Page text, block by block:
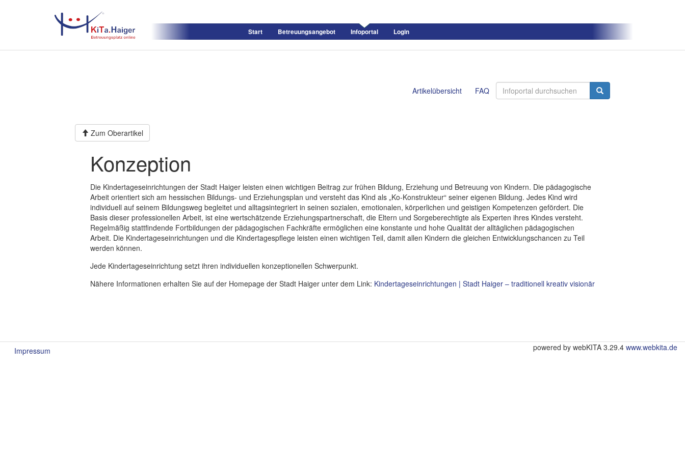
Start Betreuungsangebot Infoportal Login
FAQ
Artikelübersicht
Zum Oberartikel
Konzeption
Die Kindertageseinrichtungen der Stadt Haiger leisten einen wichtigen Beitrag zur frühen Bildung, Erziehung und Betreuung von Kindern. Die pädagogische
Arbeit orientiert sich am hessischen Bildungs- und Erziehungsplan und versteht das Kind als „Ko-Konstrukteur“ seiner eigenen Bildung. Jedes Kind wird
individuell auf seinem Bildungsweg begleitet und alltagsintegriert in seinen sozialen, emotionalen, körperlichen und geistigen Kompetenzen gefördert. Die
Basis dieser professionellen Arbeit, ist eine wertschätzende Erziehungspartnerschaft, die Eltern und Sorgeberechtigte als Experten ihres Kindes versteht.
Regelmäßig stattfindende Fortbildungen der pädagogischen Fachkräfte ermöglichen eine konstante und hohe Qualität der alltäglichen pädagogischen
Arbeit. Die Kindertageseinrichtungen und die Kindertagespflege leisten einen wichtigen Teil, damit allen Kindern die gleichen Entwicklungschancen zu Teil
werden können.
Jede Kindertageseinrichtung setzt ihren individuellen konzeptionellen Schwerpunkt.
Nähere Informationen erhalten Sie auf der Homepage der Stadt Haiger unter dem Link: Kindertageseinrichtungen | Stadt Haiger – traditionell kreativ visionär
Impressum powered by webKITA 3.29.4 www.webkita.de